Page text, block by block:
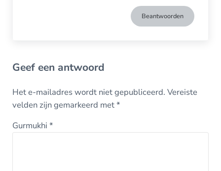
Beantwoorden
Geef een antwoord
Het e-mailadres wordt niet gepubliceerd. Vereiste
velden zijn gemarkeerd met*
Gurmukhi *